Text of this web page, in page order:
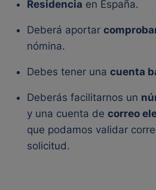
Residencia en España.
Deberá aportar
nómina.
Debes tener una cuenta
Deberás facilitarnos un
y una cuenta de correo
que podamos validar
solicitud.